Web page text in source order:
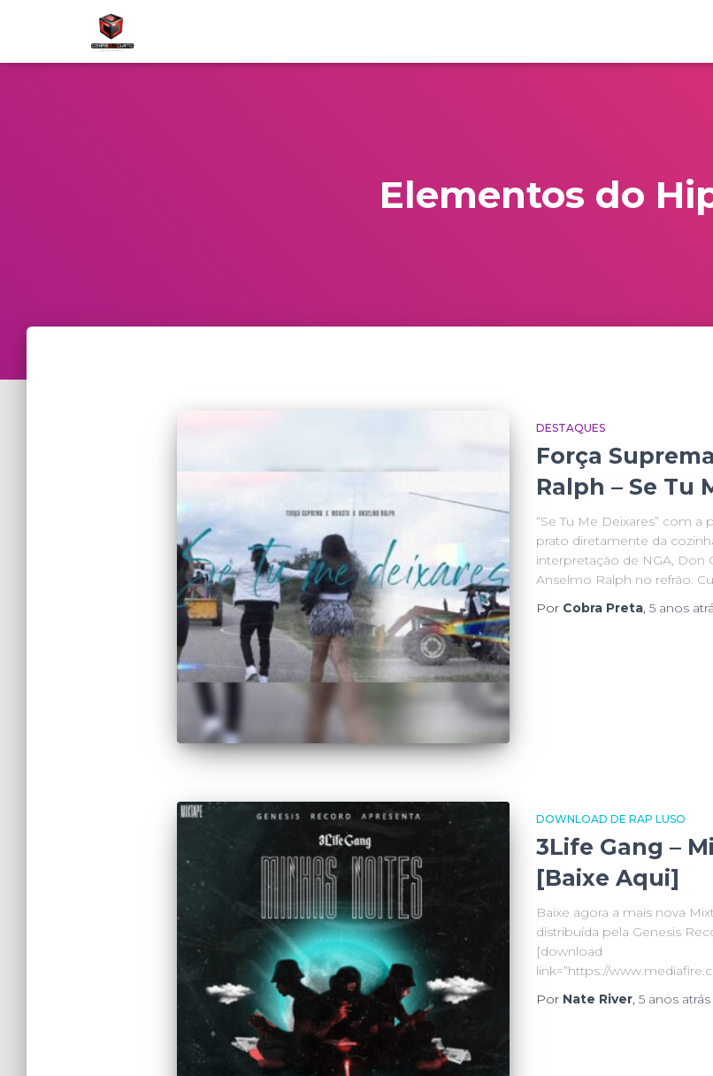
Elementos do
DESTAQUES
Força
Ralph – Se Tu
“Se Tu Me Deixares” com
prato diretamente da
interpretação de NGA, Don
Anselmo Ralph no refrão.
Por Cobra Preta, 5 anos
DOWNLOAD DE RAP LUSO
3Life Gang –
[Baixe Aqui]
Baixe agora a mais nova
distribuída pela Genesis
[download
link=”https://
Por Nate River, 5 anosatrás